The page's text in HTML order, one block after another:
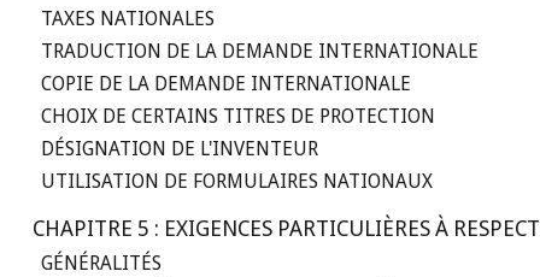
TAXES NATIONALES
TRADUCTION DE LA DEMANDE INTERNATIONALE
COPIE DE LA DEMANDE INTERNATIONALE
CHOIX DE CERTAINS TITRES DE PROTECTION
DÉSIGNATION DE L'INVENTEUR
UTILISATION DE FORMULAIRES NATIONAUX
CHAPITRE 5 : EXIGENCES PARTICULIÈRES À
GÉNÉRALITÉS